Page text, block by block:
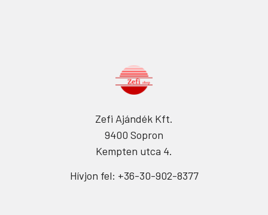
Zefi Ajándék Kft.
9400 Sopron
Kempten utca 4.
Hívjon fel: +36-30-902-8377